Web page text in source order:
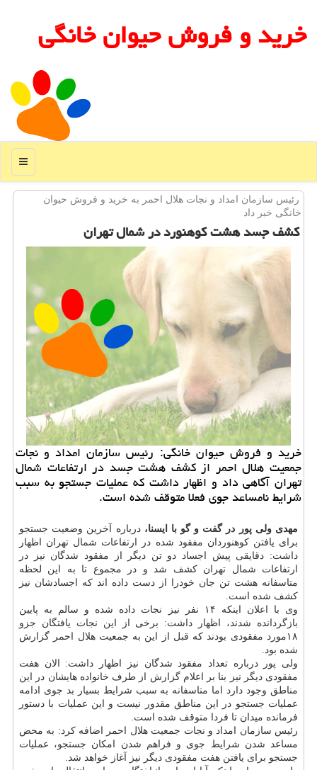
خرید و فروش حیوان خانگی
منو
رئیس سازمان امداد و نجات هلال احمر به خرید و فروش حیوان
خانگی خبر داد
كشف جسد هشت كوهنورد در شمال تهران
خرید و فروش حیوان خانگی: رئیس سازمان امداد و نجات
جمعیت هلال احمر از کشف هشت جسد در ارتفاعات شمال
تهران آگاهی داد و اظهار داشت که عملیات جستجو به سبب
شرایط نامساعد جوی فعلا متوقف شده است.
مهدی ولی پور در گفت و گو با ایسنا،درباره آخرین وضعیت جستجو
برای یافتن کوهنوردان مفقود شده در ارتفاعات شمال تهران اظهار
داشت: دقایقی پیش اجساد دو تن دیگر از مفقود شدگان نیز در
ارتفاعات شمال تهران کشف شد و در مجموع تا به این لحظه
متاسفانه هشت تن جان خودرا از دست داده اند که اجسادشان نیز
کشف شده است.
وی با اعلان اینکه ۱۴ نفر نیز نجات داده شده و سالم به پایین
بازگردانده شدند، اظهار داشت: برخی از این نجات یافتگان جزو
۱۸مورد مفقودی بودند که قبل از این به جمعیت هلال احمر گزارش
شده بود.
ولی پور درباره تعداد مفقود شدگان نیز اظهار داشت: الان هفت
مفقودی دیگر نیز بنا بر اعلام گزارش از طرف خانواده هایشان در این
مناطق وجود دارد اما متاسفانه به سبب شرایط بسیار بد جوی ادامه
عملیات جستجو در این مناطق مقدور نیست و این عملیات با دستور
فرمانده میدان تا فردا متوقف شده است.
رئیس سازمان امداد و نجات جمعیت هلال احمر اضافه کرد: به محض
مساعد شدن شرایط جوی و فراهم شدن امکان جستجو، عملیات
جستجو برای یافتن هفت مفقودی دیگر نیز آغاز خواهد شد.